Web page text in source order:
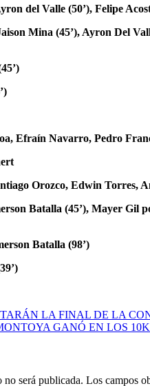
del Valle (50’), Felipe
Mina (45’), Ayron Del
Efraín Navarro, Pedro
Orozco, Edwin Torres,
Batalla (45’), Mayer Gil
Batalla (98’)
LA FINAL DE LA
GANÓ EN LOS
será publicada. Los campos